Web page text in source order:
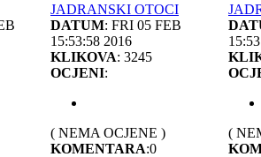
JADRANSKI OTOCI
DATUM: FRI 05 FEB
15:53:58 2016
KLIKOVA: 3245
OCJENI:
( NEMA OCJENE )
KOMENTARA:0
(